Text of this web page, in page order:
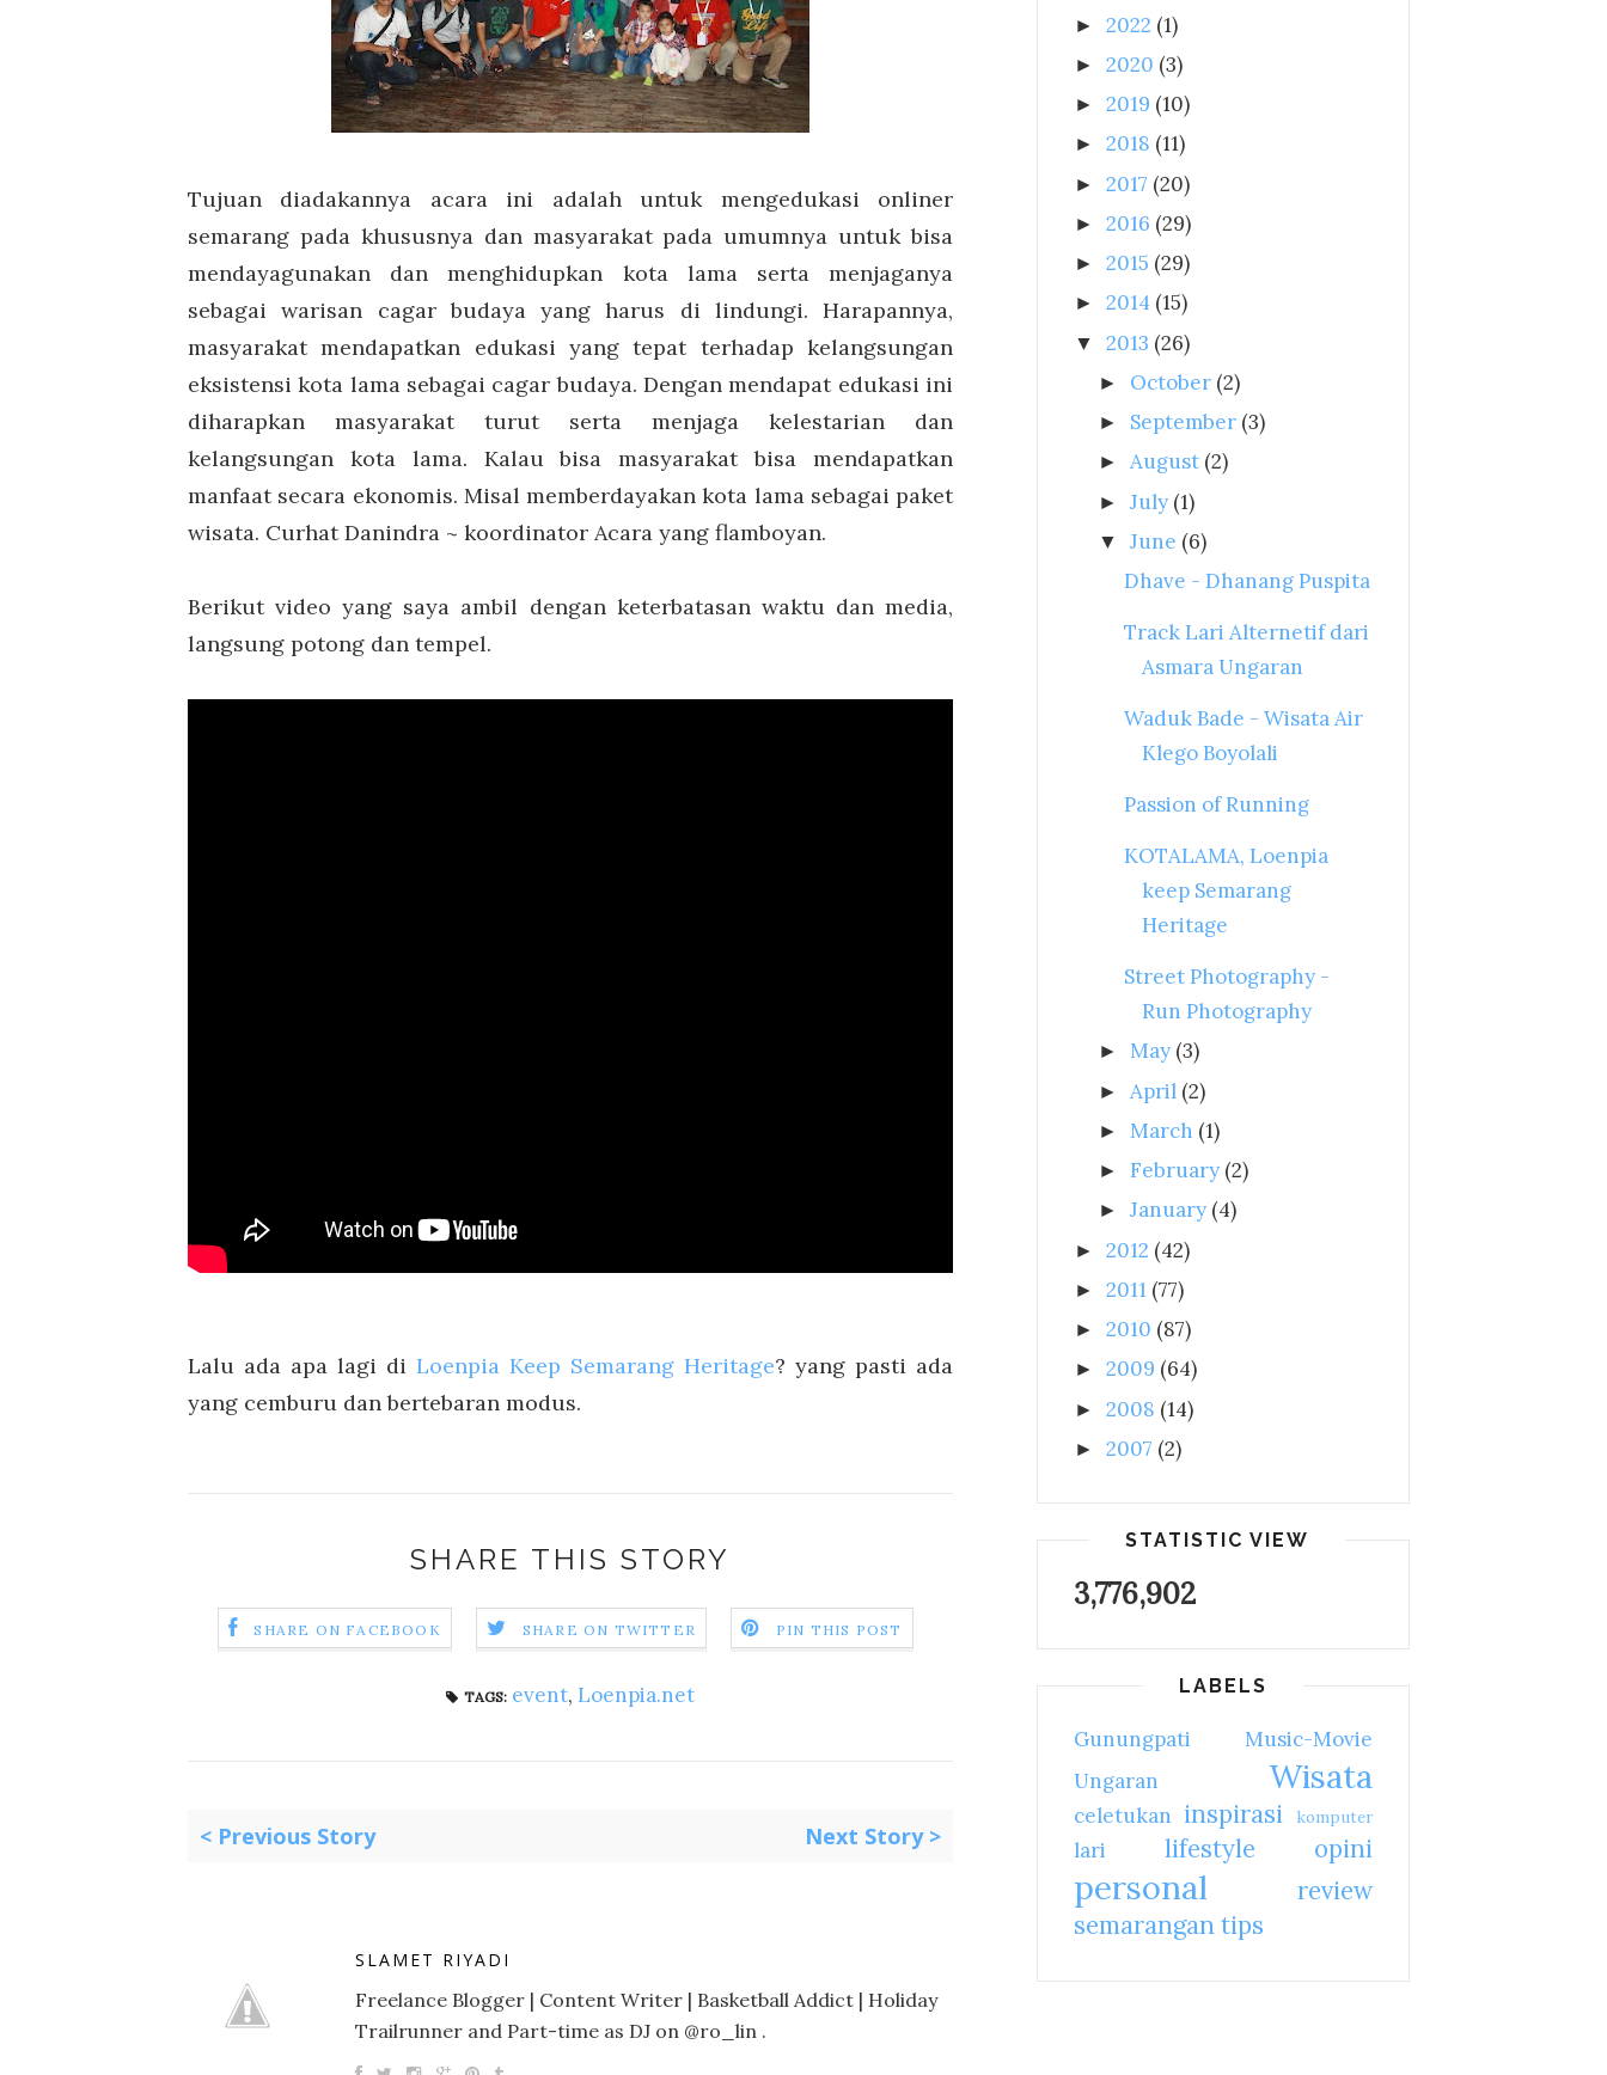
Tujuan diadakannya acara ini adalah untuk mengedukasi onliner
semarang pada khususnya dan masyarakat pada umumnya untuk bisa
mendayagunakan dan menghidupkan kota lama serta menjaganya
sebagai warisan cagar budaya yang harus di lindungi. Harapannya,
masyarakat mendapatkan edukasi yang tepat terhadap kelangsungan
eksistensi kota lama sebagai cagar budaya. Dengan mendapat edukasi ini
diharapkan masyarakat turut serta menjaga kelestarian dan
kelangsungan kota lama. Kalau bisa masyarakat bisa mendapatkan
manfaat secara ekonomis. Misal memberdayakan kota lama sebagai paket
wisata. Curhat Danindra ~ koordinator Acara yang flamboyan.
Berikut video yang saya ambil dengan keterbatasan waktu dan media,
langsung potong dan tempel.
Lalu ada apa lagi di Loenpia Keep Semarang Heritage? yang pasti ada
yang cemburu dan bertebaran modus.
SHARE THIS STORY
SHARE ON FACEBOOK SHARE ON TWITTER PIN THIS POST
TAGS: event, Loenpia.net
< Previous Story Next Story >
SLAMET RIYADI
Freelance Blogger | Content Writer | Basketball Addict | Holiday
Trailrunner and Part-time as DJ on @ro_lin .
► 2022 (1)
► 2020 (3)
► 2019 (10)
► 2018 (11)
► 2017 (20)
► 2016 (29)
► 2015 (29)
► 2014 (15)
▼ 2013 (26)
► October (2)
► September (3)
►August (2)
►July (1)
▼June (6)
Dhave - Dhanang Puspita
Track Lari Alternetif dari
Asmara Ungaran
Waduk Bade - Wisata Air
Klego Boyolali
Passion of Running
KOTALAMA, Loenpia
keep Semarang
Heritage
Street Photography -
Run Photography
►May (3)
► April (2)
► March (1)
► February (2)
►January (4)
► 2012 (42)
► 2011 (77)
► 2010 (87)
► 2009 (64)
► 2008 (14)
► 2007 (2)
STATISTIC VIEW
3,776,902
LABELS
Gunungpati
Music-Movie
Ungaran
Wisata
celetukan inspirasi komputer
lari lifestyle opini
personal
review
semarangantips